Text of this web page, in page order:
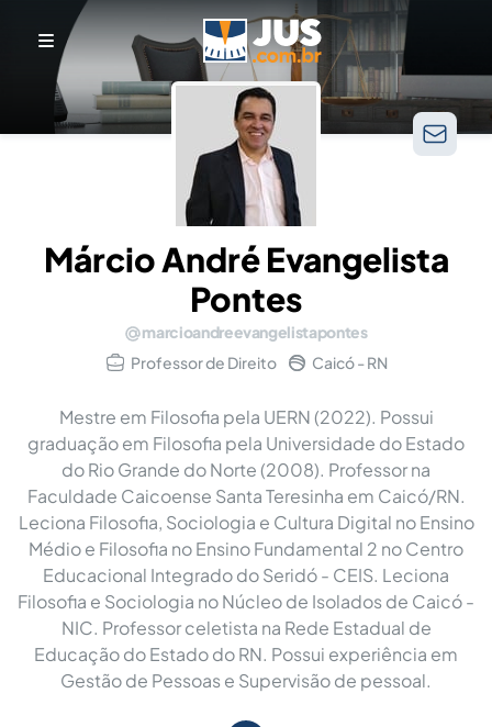
Márcio André Evangelista
Pontes
marcioandreevangelistapontes
Professor de Direito
Caicó - RN
Mestre em Filosofia pela UERN (2022). Possui
graduação em Filosofia pela Universidade do Estado
do Rio Grande do Norte (2008). Professor na
Faculdade Caicoense Santa Teresinha em Caicó/RN.
Leciona Filosofia, Sociologia e Cultura Digital no Ensino
Médio e Filosofia no Ensino Fundamental 2 no Centro
Educacional Integrado do Seridó - CEIS. Leciona
Filosofia e Sociologia no Núcleo de Isolados de Caicó -
NIC. Professor celetista na Rede Estadual de
Educação do Estado do RN. Possui experiência em
Gestão de Pessoas e Supervisão de pessoal.